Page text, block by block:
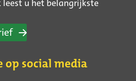
leest u het belangrijkste
op social media